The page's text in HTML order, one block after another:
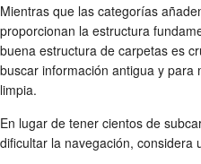
Mientras que las categorías
proporcionan la estructura
buena estructura de carpetas es
buscar información antigua y
limpia.
En lugar de tener cientos de
dificultar la navegación, considera